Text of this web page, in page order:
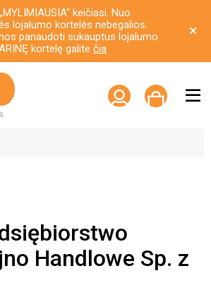
keičiasi. Nuo
lojalumo kortelės nebegalios.
panaudoti sukauptus lojalumo
kortelę galite čia
Handlowe Sp. z